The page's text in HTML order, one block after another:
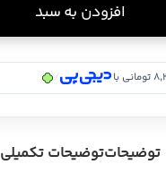
افزودن به سبد
با /
توضیحاتتوضیحات تکمیلی